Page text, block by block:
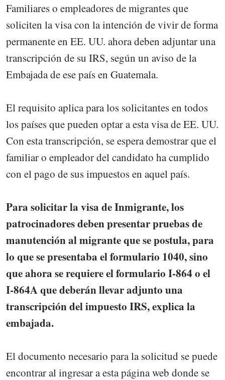
Familiares o empleadores de migrantes que
soliciten la visa con la intención de vivir de forma
permanente en EE. UU. ahora deben adjuntar una
transcripción de su IRS, según un aviso de la
Embajada de ese país en Guatemala.
El requisito aplica para los solicitantes en todos
los países que pueden optar a esta visa de EE. UU.
Con esta transcripción, se espera demostrar que el
familiar o empleador del candidato ha cumplido
con el pago de sus impuestos en aquel país.
Para solicitar la visa de Inmigrante, los
patrocinadores deben presentar pruebas de
manutención al migrante que se postula, para
lo que se presentaba el formulario 1040, sino
que ahora se requiere el formulario I-864 o el
I-864A que deberán llevar adjunto una
transcripción del impuesto IRS, explica la
embajada.
El documento necesario para la solicitud se puede
encontrar al ingresar a esta página web donde se